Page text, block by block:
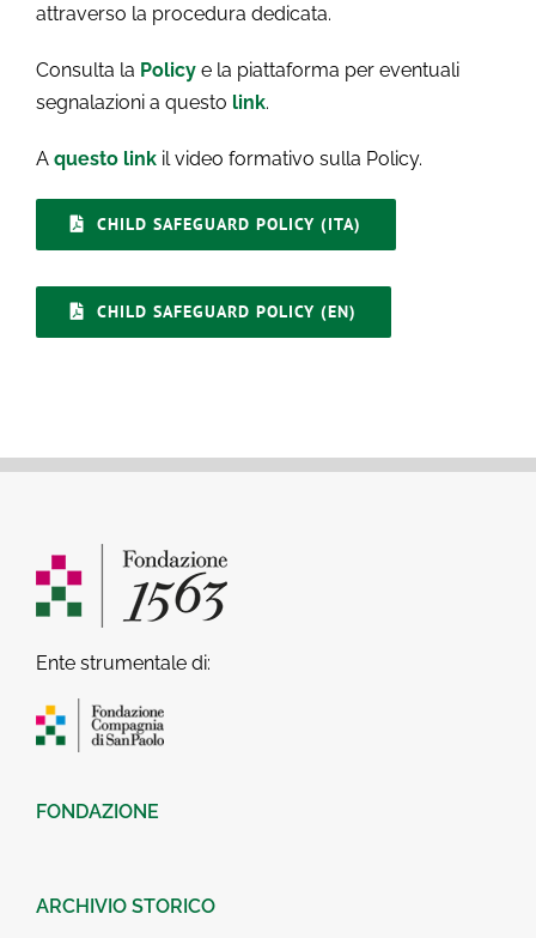
attraverso la procedura dedicata.
Consulta la Policye la piattaforma per eventuali
segnalazioni a questo link.
A questo linkil video formativo sulla Policy.
CHILD SAFEGUARD POLICY (ITA)
CHILD SAFEGUARD POLICY (EN)
Ente strumentale di:
FONDAZIONE
ARCHIVIO STORICO